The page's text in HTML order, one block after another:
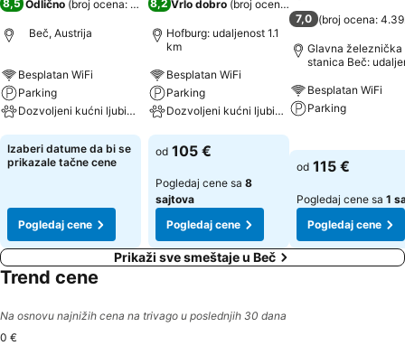
8,5 Odlično (broj ocena: 17.660)
Beč, Austrija
Besplatan WiFi
Parking
Dozvoljeni kućni ljubimci
Pogledaj cene
Izaberi datume da bi se
prikazale tačne cene
Pogledaj cene
8,2 Vrlo dobro (broj ocena: 7.298
Hofburg: udaljenost 1.1
km
Besplatan WiFi
Parking
Dozvoljeni kućni ljubimci
Pogledaj cene
od 105 €
Pogledaj cene sa 8
sajtova
Pogledaj cene
7,0 (broj ocena:
Glavna železnička
stanica Beč:
Besplatan WiFi
Parking
Pogledaj cene
od 115 €
Pogledaj cene sa 1
Pogledaj cene
Prikaži sve smeštaje u Beč
Trend cene
Na osnovu najnižih cena na trivago u poslednjih 30 dana
0 €